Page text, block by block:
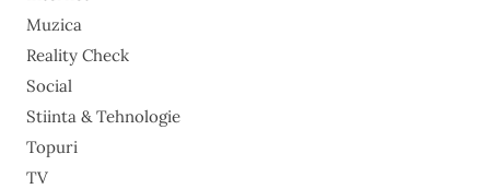
Muzica
Reality Check
Social
Stiinta & Tehnologie
Topuri
TV